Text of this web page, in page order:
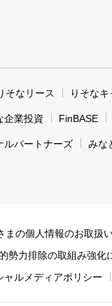
そなリース りそな
企業投資 FinBASE
ルパートナーズ みな
まの個人情報のお取扱
勢力排除の取組み強化
ャルメディアポリシー